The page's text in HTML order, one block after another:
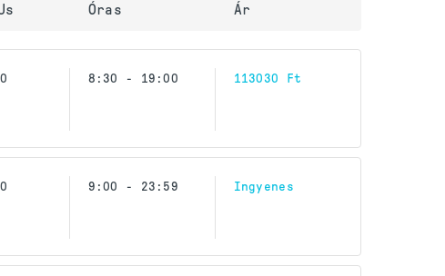
Óras Ár
8:30 - 19:00 113030 Ft
9:00 - 23:59 Ingyenes